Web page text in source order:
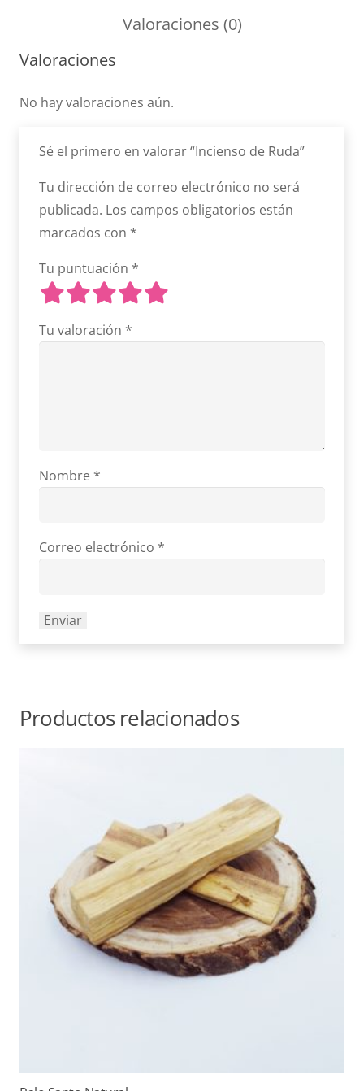
Valoraciones (0)
Valoraciones
No hay valoraciones aún.
Sé el primero en valorar “Incienso de Ruda”
Tu dirección de correo electrónico no será
publicada. Los campos obligatorios están
marcados con *
Tu puntuación *
Tu valoración *
Nombre *
Correo electrónico *
Productos relacionados